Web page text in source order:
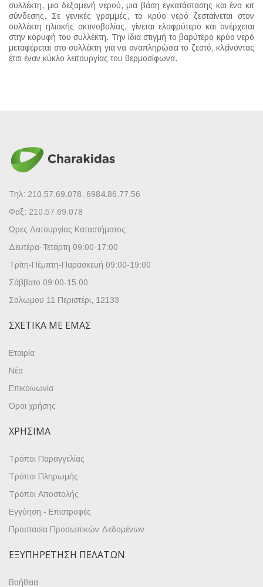
συλλέκτη, μια δεξαμενή νερού, μια βάση εγκατάστασης και ένα κιτ
σύνδεσης. Σε γενικές γραμμές, το κρύο νερό ζεσταίνεται στον
συλλέκτη ηλιακής ακτινοβολίας, γίνεται ελαφρύτερο και ανέρχεται
στην κορυφή του συλλέκτη. Την ίδια στιγμή το βαρύτερο κρύο νερό
μεταφέρεται στο συλλέκτη για να αναπληρώσει το ζεστό, κλείνοντας
έτσι έναν κύκλο λειτουργίας του θερμοσίφωνα.
Τηλ: 210.57.69.078, 6984.86.77.56
Φαξ: 210.57.69.078
Ώρες Λειτουργίας Καταστήματος:
Δευτέρα-Τετάρτη 09:00-17:00
Τρίτη-Πέμπτη-Παρασκευή 09:00-19:00
Σάββατο 09:00-15:00
Σολωμου 11 Περιστέρι, 12133
ΣΧΕΤΙΚΆ ΜΕ ΕΜΆΣ
Εταιρία
Νέα
Επικοινωνία
Όροι χρήσης
ΧΡΉΣΙΜΑ
Τρόποι Παραγγελίας
Τρόποι Πληρωμής
Τρόποι Αποστολής
Εγγύηση - Επιστροφές
Προστασία Προσωπικών Δεδομένων
ΕΞΥΠΗΡΈΤΗΣΗ ΠΕΛΑΤΏΝ
Βοήθεια